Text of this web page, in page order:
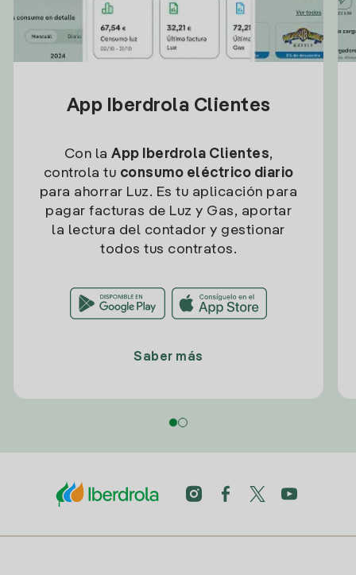
App Iberdrola Clientes
Con la App Iberdrola Clientes,
controla tu consumo eléctrico diario
para ahorrar Luz. Es tu aplicación para
pagar facturas de Luz y Gas, aportar
la lectura del contador y gestionar
todos tus contratos.
Saber más